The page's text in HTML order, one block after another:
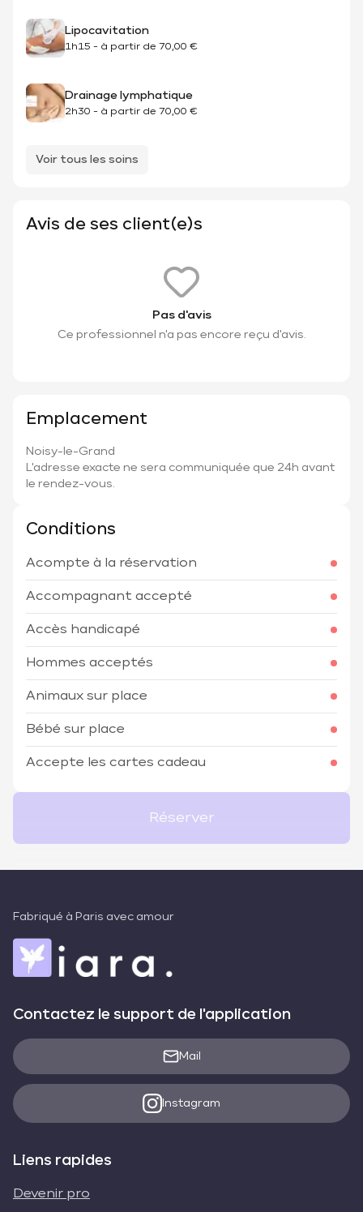
Lipocavitation
1h15 - à partir de 70,00 €
Drainage lymphatique
2h30 - à partir de 70,00 €
Voir tous les soins
Avis de ses client(e)s
Pas d'avis
Ce professionnel n'a pas encore reçu d'avis.
Emplacement
Noisy-le-Grand
L'adresse exacte ne sera communiquée que 24h avant
le rendez-vous.
Conditions
Acompte à la réservation
Accompagnant accepté
Accès handicapé
Hommes acceptés
Animaux sur place
Bébé sur place
Accepte les cartes cadeau
Réserver
Fabriqué à Paris avec amour
Contactez le support de l'application
Mail
Instagram
Liens rapides
Devenir pro